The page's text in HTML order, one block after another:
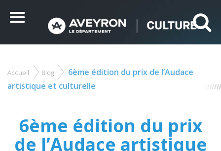
Menu
Vous
êtes
Accueil Blog
6ème édition du prix de l’Audace
artistique et culturelle
6ème édition du prix
de l’Audace artistique
ceux que vous souhaitez activer
Tout accepter Tout refuser Personnaliser